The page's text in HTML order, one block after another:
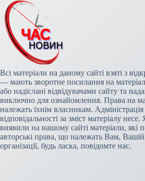
Всі матеріали на даному сайті взяті з
— мають зворотне посилання на матеріал
або надіслані відвідувачами сайту та
виключно для ознайомлення. Права на
належать їхнім власникам.
відповідальності за зміст матеріалу
виявили на нашому сайті матеріали, які
авторські права, що належать Вам, Вашій
організації, будь ласка, повідомте нас.